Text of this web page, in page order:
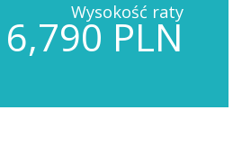
Wysokość raty
6,790 PLN